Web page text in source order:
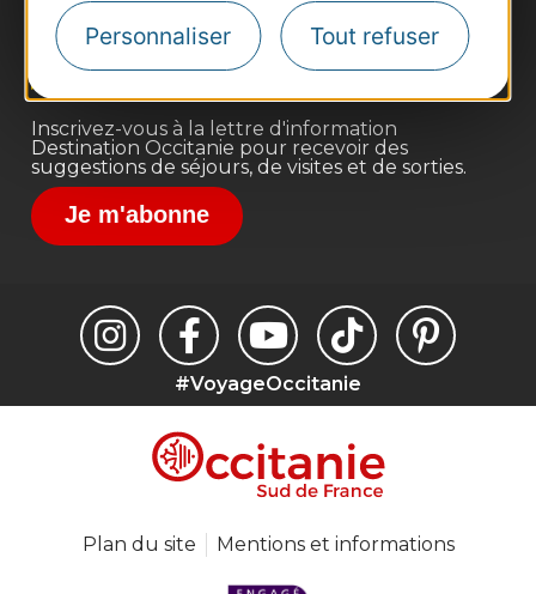
Personnaliser Tout refuser
Site presse et d'influence
Voyagistes
Inscrivez-vous à la lettre d'information
Destination Occitanie pour recevoir des
suggestions de séjours, de visites et de sorties.
Je m'abonne
#VoyageOccitanie
Plan du site Mentions et informations